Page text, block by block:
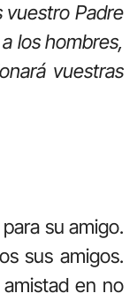
vuestro Padre
los hombres,
vuestras
su amigo.
sus amigos.
en no